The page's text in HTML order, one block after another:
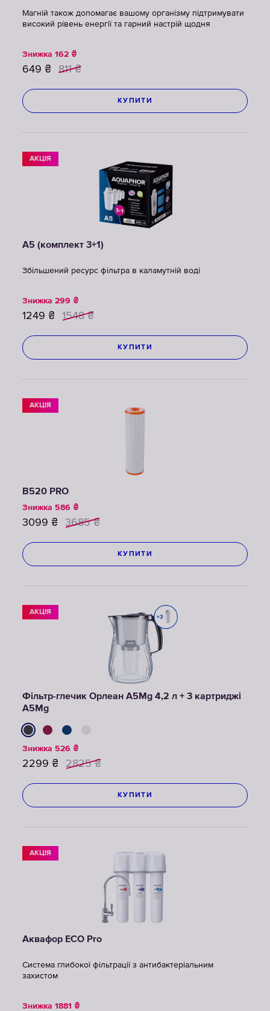
Магній також допомагає вашому організму підтримувати
високий рівень енергії та гарний настрій щодня
Знижка 162 ₴
649 ₴ 811 ₴
КУПИТИ
АКЦІЯ
A5 (комплект 3+1)
Збільшений ресурс фільтра в каламутній воді
Знижка 299 ₴
1249 ₴ 1548 ₴
КУПИТИ
АКЦІЯ
B520 PRO
Знижка 586 ₴
3099 ₴ 3685 ₴
КУПИТИ
АКЦІЯ
Фільтр-глечик Орлеан А5Mg 4,2 л + 3 картриджі
А5Mg
Знижка 526 ₴
2299 ₴ 2825 ₴
КУПИТИ
АКЦІЯ
Аквафор ECO Pro
Система глибокої фільтрації з антибактеріальним
захистом
Знижка 1881 ₴